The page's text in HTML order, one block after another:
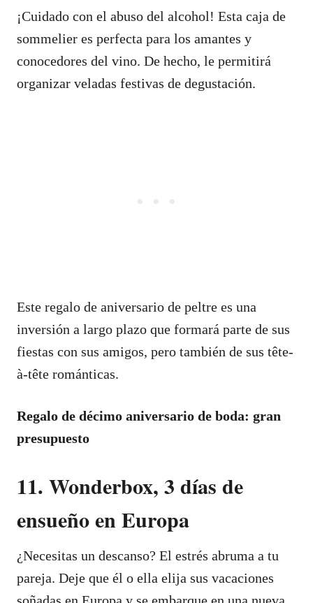
¡Cuidado con el abuso del alcohol! Esta caja de
sommelier es perfecta para los amantes y
conocedores del vino. De hecho, le permitirá
organizar veladas festivas de degustación.
Este regalo de aniversario de peltre es una
inversión a largo plazo que formará parte de sus
fiestas con sus amigos, pero también de sus tête-
à-tête románticas.
Regalo de décimo aniversario de boda: gran
presupuesto
11. Wonderbox, 3 días de
ensueño en Europa
¿Necesitas un descanso? El estrés abruma a tu
pareja. Deje que él o ella elija sus vacaciones